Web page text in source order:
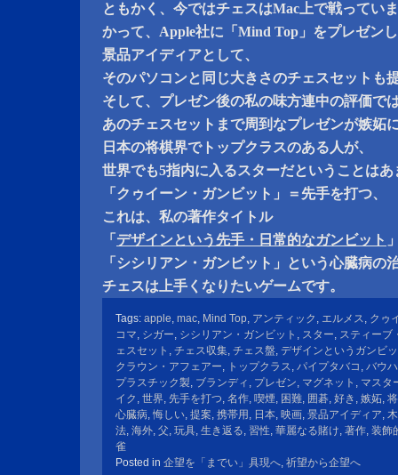
ともかく、今ではチェスはMac上で戦ってい
かって、Apple社に「Mind Top」をプレゼン
景品アイディアとして、
そのパソコンと同じ大きさのチェスセットも
そして、プレゼン後の私の味方連中の評価で
あのチェスセットまで周到なプレゼンが嫉妬
日本の将棋界でトップクラスのある人が、
世界でも5指内に入るスターだということは
「クゥイーン・ガンビット」＝先手を打つ、
これは、私の著作タイトル
「 デザインという先手・日常的なガンビット
「シシリアン・ガンビット」という心臓病の
チェスは上手くなりたいゲームです。
Tags: apple, mac, Mind Top, アンティック , エルメス, クゥ
コマ, シガー, シシリアン・ガンビット , スター, スティーブ
ェスセット , チェス収集, チェス盤, デザインというガンビ
クラウン・アフェアー, トップクラス, パイプタバコ , バウ
プラスチック製, ブランディ , プレゼン, マグネット , マスタ
イク , 世界, 先手を打つ, 名作, 喫煙, 困難, 囲碁, 好き , 嫉妬,
心臓病, 悔しい, 提案, 携帯用 , 日本, 映画, 景品アイディア,
法, 海外, 父, 玩具, 生き返る, 習性, 華麗なる賭け, 著作, 装飾
雀
Posted in 企望を「までい」具現へ, 祈望から企望へ